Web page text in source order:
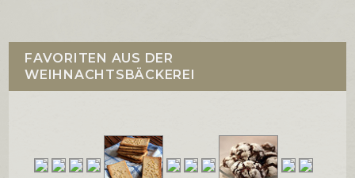
FAVORITEN AUS DER
WEIHNACHTSBÄCKEREI